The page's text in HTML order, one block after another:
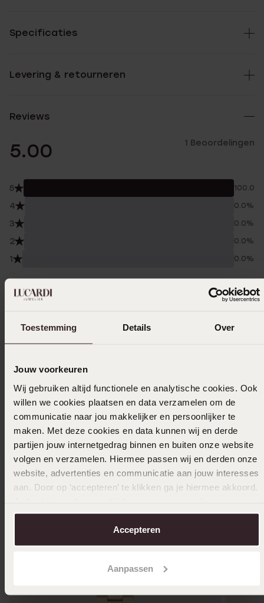
Toestemming Details Over
Jouw voorkeuren
Wij gebruiken altijd functionele en analytische cookies. Ook
willen we cookies plaatsen en data verzamelen om de
communicatie naar jou makkelijker en persoonlijker te
maken. Met deze cookies en data kunnen wij en derde
partijen jouw internetgedrag binnen en buiten onze website
volgen en verzamelen. Hiermee passen wij en derden onze
website, advertenties en communicatie aan jouw interesses
aan. Door op ‘accepteren’ te klikken ga je hiermee akkoord.
over in onscookiebeleid.
Accepteren
Aanpassen
Specificaties
Levering & retourneren
Reviews
5.00 1 Beoordelingen
5 100.0%
4 0.0%
3 0.0%
2 0.0%
1 0.0%
Verzameld onder de
van
Trusted shops
20-10-2023 - Natascha P.
Mooie ring zeer tevreden
Ik ga akkoord met devoorwaardenvoor speciale
bestellingen
Selecteer maat & bestel
Ook leuk voor jou